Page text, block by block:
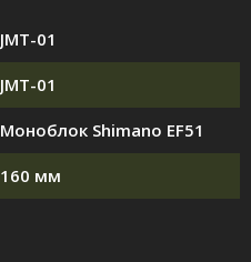
JMT-01
JMT-01
Моноблок Shimano EF51
160 мм